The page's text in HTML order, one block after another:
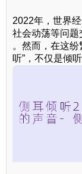
2022年，世界
社会动荡等问
。然而，在这
听”，不仅是倾